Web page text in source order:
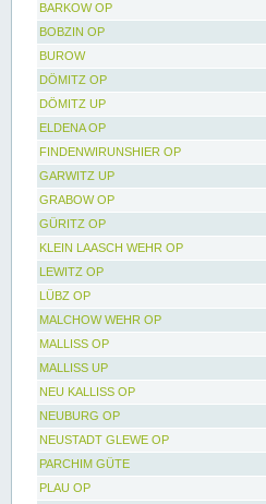
BARKOW OP
BOBZIN OP
BUROW
DÖMITZ OP
DÖMITZ UP
ELDENA OP
FINDENWIRUNSHIER OP
GARWITZ UP
GRABOW OP
GÜRITZ OP
KLEIN LAASCH WEHR OP
LEWITZ OP
LÜBZ OP
MALCHOW WEHR OP
MALLISS OP
MALLISS UP
NEU KALLISS OP
NEUBURG OP
NEUSTADT GLEWE OP
PARCHIM GÜTE
PLAU OP